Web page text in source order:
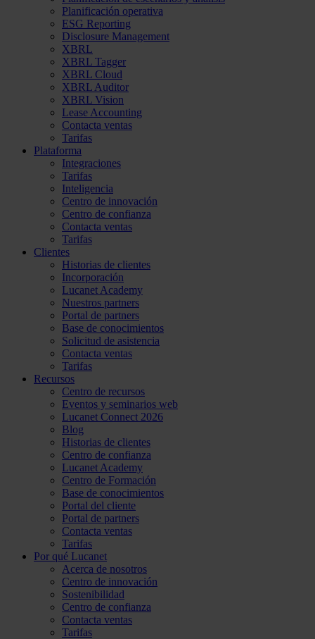
Planificación operativa
ESG Reporting
Disclosure Management
XBRL
XBRL Tagger
XBRL Cloud
XBRL Auditor
XBRL Vision
Lease Accounting
Contacta ventas
Tarifas
Plataforma
Integraciones
Tarifas
Inteligencia
Centro de innovación
Centro de confianza
Contacta ventas
Tarifas
Clientes
Historias de clientes
Incorporación
Lucanet Academy
Nuestros partners
Portal de partners
Base de conocimientos
Solicitud de asistencia
Contacta ventas
Tarifas
Recursos
Centro de recursos
Eventos y seminarios web
Lucanet Connect 2026
Blog
Historias de clientes
Centro de confianza
Lucanet Academy
Centro de Formación
Base de conocimientos
Portal del cliente
Portal de partners
Contacta ventas
Tarifas
Por qué Lucanet
Acerca de nosotros
Centro de innovación
Sostenibilidad
Centro de confianza
Contacta ventas
Tarifas